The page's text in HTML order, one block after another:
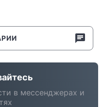
в мессенджерах и